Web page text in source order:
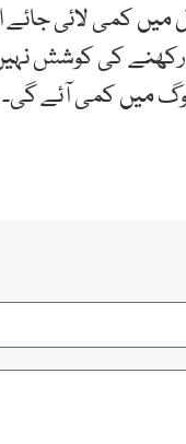
کمی لائی جائے
کی کوشش
میں کمی آئے گی۔